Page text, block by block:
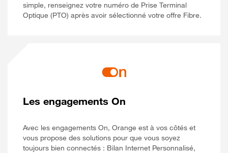
simple, renseignez votre numéro de Prise Terminal
Optique (PTO) après avoir sélectionné votre offre Fibre.
Les engagements On
Avec les engagements On, Orange est à vos côtés et
vous propose des solutions pour que vous soyez
toujours bien connectés : Bilan Internet Personnalisé,